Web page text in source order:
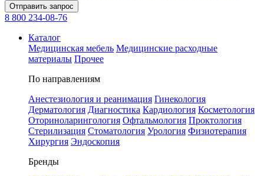
Отправить запрос
8 800 234-08-76
Каталог
Медицинская мебель Медицинские расходные
материалы Прочее
По направлениям
Анестезиология и реанимация Гинекология
Дерматология Диагностика Кардиология Косметология
Оториноларингология Офтальмология Проктология
Стерилизация Стоматология Урология Физиотерапия
Хирургия Эндоскопия
Бренды